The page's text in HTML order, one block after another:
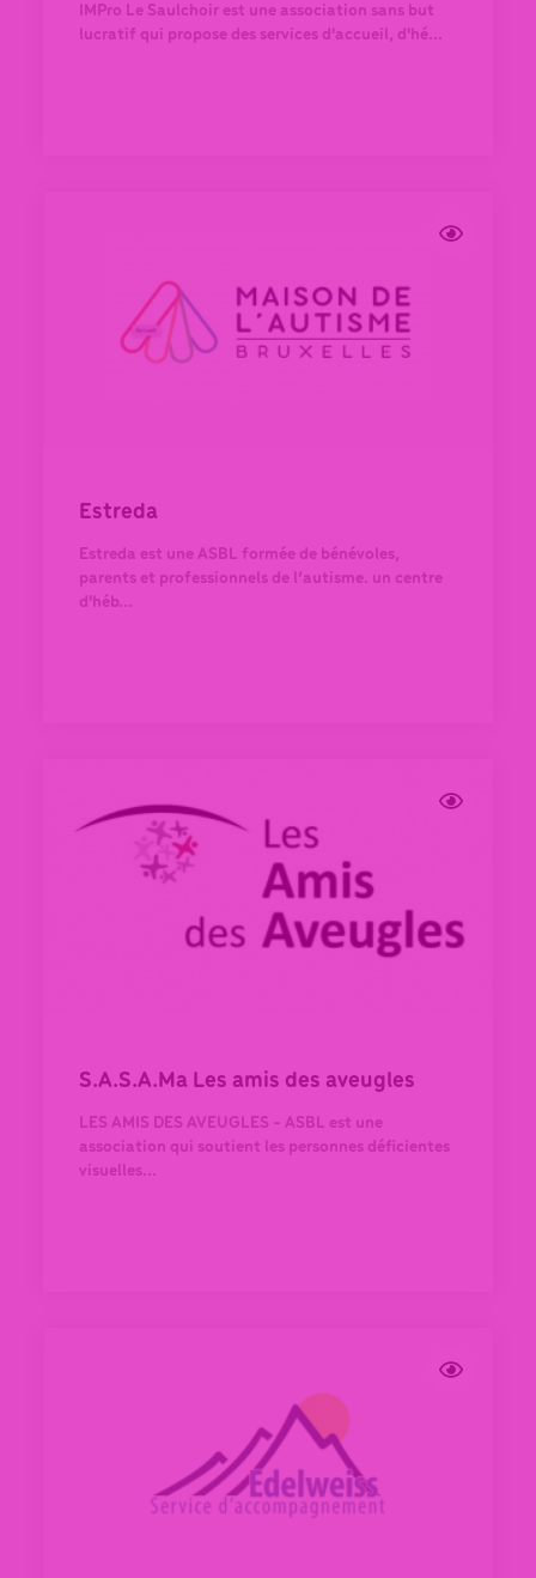
IMPro Le Saulchoir est une association sans but
lucratif qui propose des services d'accueil, d'hé...
Estreda
Estreda est une ASBL formée de bénévoles,
parents et professionnels de l’autisme. un centre
d'héb...
S.A.S.A.Ma Les amis des aveugles
LES AMIS DES AVEUGLES - ASBL est une
association qui soutient les personnes déficientes
visuelles...